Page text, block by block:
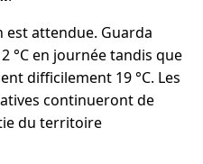
est attendue. Guarda
°C en journée tandis que
difficilement 19 °C. Les
continueront de
du territoire